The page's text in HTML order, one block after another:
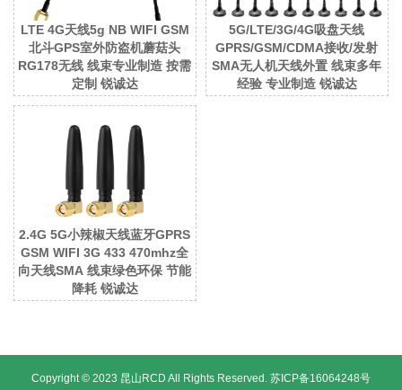
LTE 4G天线5g NB WIFI GSM
北斗GPS室外防盗机蘑菇头
RG178无线 线束专业制造 按需
定制 锐诚达
5G/LTE/3G/4G吸盘天线
GPRS/GSM/CDMA接收/发射
SMA无人机天线外置 线束多年
经验 专业制造 锐诚达
2.4G 5G小辣椒天线蓝牙GPRS
GSM WIFI 3G 433 470mhz全
向天线SMA 线束绿色环保 节能
降耗 锐诚达
Copyright © 2023 昆山RCD All Rights Reserved. 苏ICP备16064248号